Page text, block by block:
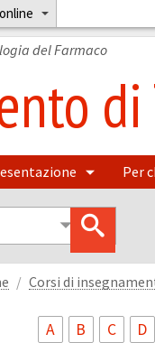
del Farmaco
di
Per
Corsi di
A B C D